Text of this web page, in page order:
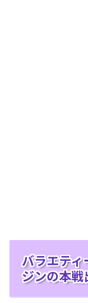
バラエティ
ジンの本戦